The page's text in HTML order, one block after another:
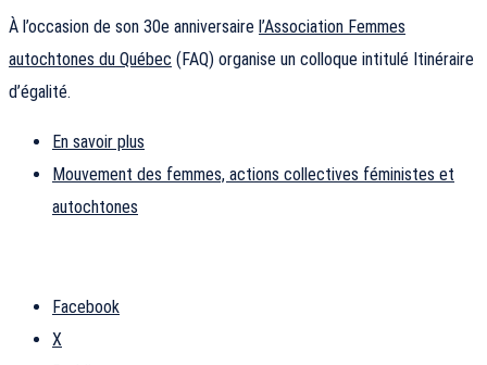
À l’occasion de son 30e anniversaire l’Association Femmes
autochtones du Québec (FAQ) organise un colloque intitulé Itinéraire
d’égalité.
En savoir plus
Mouvement des femmes, actions collectives féministes et
autochtones
Facebook
X